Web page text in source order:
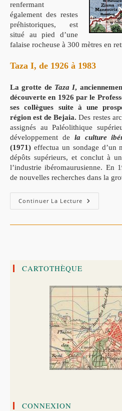
renfermant
également des restes
préhistoriques, est
situé au pied d’une
falaise rocheuse à 300 mètres en
Taza I, de 1926 à 1983
La grotte de Taza I,
découverte en 1926 par le
ses collègues suite à une
région est de Bejaia. Des restes
assignés au Paléolithique
développement de la culture
(1971) effectua un sondage d’un
dépôts supérieurs, et conclut à
l’industrie ibéromaurusienne. En
de nouvelles recherches dans la
Continuer La Lecture Les
Grottes
CARTOTHÈQUE
CONNEXION